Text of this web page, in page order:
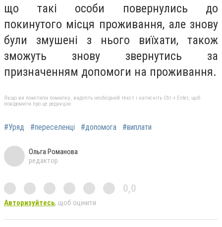
що такі особи повернулись до
покинутого місця проживання, але знову
були змушені з нього виїхати, також
зможуть знову звернутись за
призначенням допомоги на проживання.
Якщо ви помітили помилку, виділіть необхідний текст і натисніть Ctrl + Enter, щоб
повідомити про це редакцію
#Уряд #переселенці #допомога #виплати
Ольга Романова
редактор
0,0
Авторизуйтесь, щоб оцінити